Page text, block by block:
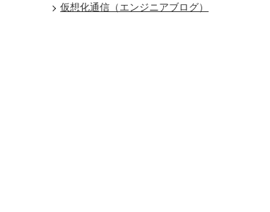
仮想化通信（エンジニアブログ）